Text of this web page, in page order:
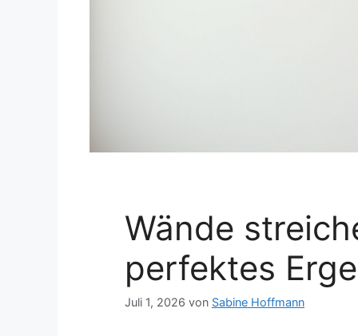
Wände
perfektes
Juli 1, 2026 von Sabine Hoffmann